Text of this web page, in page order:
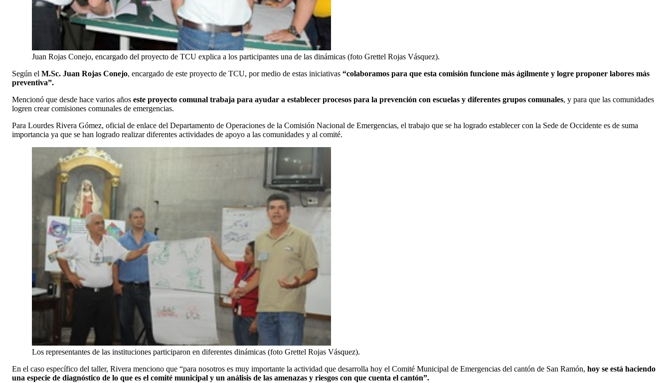
Juan Rojas Conejo, encargado del proyecto de TCU explica a los participantes una de las dinámicas (foto Grettel Rojas Vásquez).
Según el M.Sc. Juan Rojas Conejo, encargado de este proyecto de TCU, por medio de estas iniciativas “colaboramos para que esta comisión funcione más ágilmente y logre proponer labores más
preventiva”.
Mencionó que desde hace varios años este proyecto comunal trabaja para ayudar a establecer procesos para la prevención con escuelas y diferentes grupos comunales, y para que las comunidades
logren crear comisiones comunales de emergencias.
Para Lourdes Rivera Gómez, oficial de enlace del Departamento de Operaciones de la Comisión Nacional de Emergencias, el trabajo que se ha logrado establecer con la Sede de Occidente es de suma
importancia ya que se han logrado realizar diferentes actividades de apoyo a las comunidades y al comité.
Los representantes de las instituciones participaron en diferentes dinámicas (foto Grettel Rojas Vásquez).
En el caso específico del taller, Rivera menciono que “para nosotros es muy importante la actividad que desarrolla hoy el Comité Municipal de Emergencias del cantón de San Ramón, hoy se está haciendo
una especie de diagnóstico de lo que es el comité municipal y un análisis de las amenazas y riesgos con que cuenta el cantón”.